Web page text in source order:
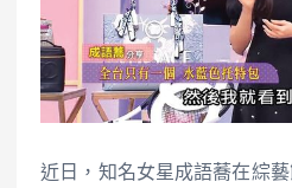
近日，知名女星成語蕎在綜